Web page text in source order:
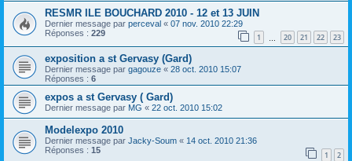
RESMR ILE BOUCHARD 2010 - 12 et 13 JUIN
Dernier message par perceval « 07 nov. 2010 22:29
Réponses : 229 1 20 21 22 23
exposition a st Gervasy (Gard)
Dernier message par gagouze « 28 oct. 2010 15:07
Réponses : 6
expos a st Gervasy ( Gard)
Dernier message par MG « 22 oct. 2010 15:02
Modelexpo 2010
Dernier message par Jacky-Soum « 14 oct. 2010 21:36
Réponses : 15 1 2